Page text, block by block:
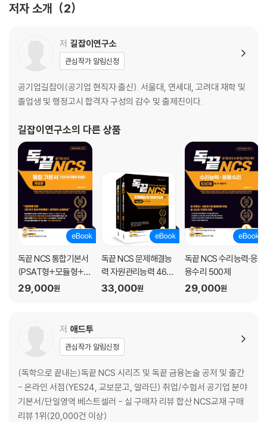
저자 소개 2
저 길잡이연구소
관심작가 알림신청
공기업길잡이(공기업 현직자 출신). 서울대, 연세대, 고려대 재학 및
졸업생 및 행정고시 합격자 구성의 감수 및 출제진이다.
길잡이연구소의 다른 상품
독끝 NCS 통합기본서
(PSAT형+모듈형+피
듈형) 공기업 대비
29,000원
독끝 NCS 문제해결능
력 자원관리능력 460
제
33,000원
독끝 NCS 수리능력·응
용수리 500제
29,000원
저 애드투
관심작가 알림신청
(독학으로 끝내는)독끝 NCS 시리즈 및 독끝 금융논술 공저 및 출간
- 온라인 서점(YES24, 교보문고, 알라딘) 취업/수험서 공기업 분야
기본서/단일영역 베스트셀러 - 실 구매자 리뷰 합산 NCS교재 구매
리뷰 1위(20,000건 이상)